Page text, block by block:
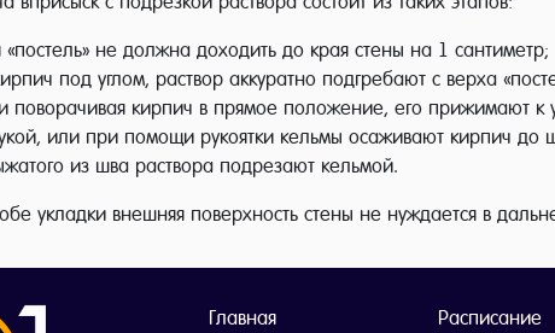
«постель» не должна доходить до края стены на 1 сантиметр;
под углом, раствор аккуратно подгребают с верха
поворачивая кирпич в прямое положение, его прижимают к
или при помощи рукоятки кельмы осаживают кирпич до
из шва раствора подрезают кельмой.
укладки внешняя поверхность стены не нуждается в
Главная
Расписание